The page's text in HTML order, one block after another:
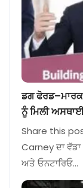
ਡਗ ਫੋਰਡ–ਮਾਰਕ
ਨੂੰ ਮਿਲੀ
Share this
Carney ਦਾ
ਅਤੇ ਓਨਟਾਰਿਓ…